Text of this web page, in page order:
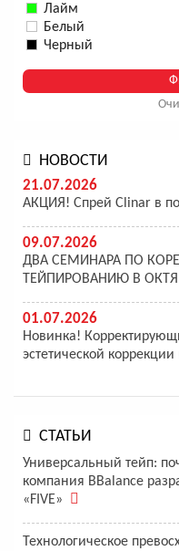
Лайм
Белый
Черный
НОВОСТИ
21.07.2026
АКЦИЯ! Спрей Clinar в
09.07.2026
ДВА СЕМИНАРА ПО
ТЕЙПИРОВАНИЮ В
01.07.2026
Новинка!
эстетической
СТАТЬИ
Универсальный тейп:
компания BBalance
«FIVE»
Технологическое